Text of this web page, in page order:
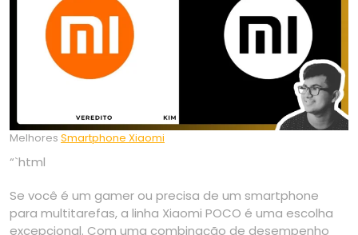
Melhores Smartphone Xiaomi
“`html
Se você é um gamer ou precisa de um smartphone
para multitarefas, a linha Xiaomi POCO é uma escolha
excepcional. Com uma combinação de desempenho